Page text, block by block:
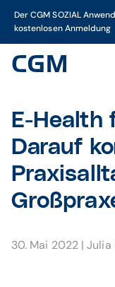
Der CGM SOZIAL
kostenlosen Anmeldung
E-Health
Darauf
30. Mai 2022 |Julia